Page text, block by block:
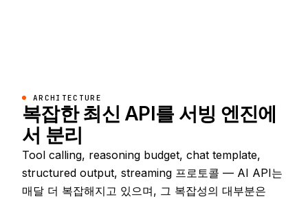
ARCHITECTURE
복잡한 최신 API를 서빙 엔진에
서 분리
Tool calling, reasoning budget, chat template,
structured output, streaming 프로토콜 — AI API는
매달 더 복잡해지고 있으며, 그 복잡성의 대부분은